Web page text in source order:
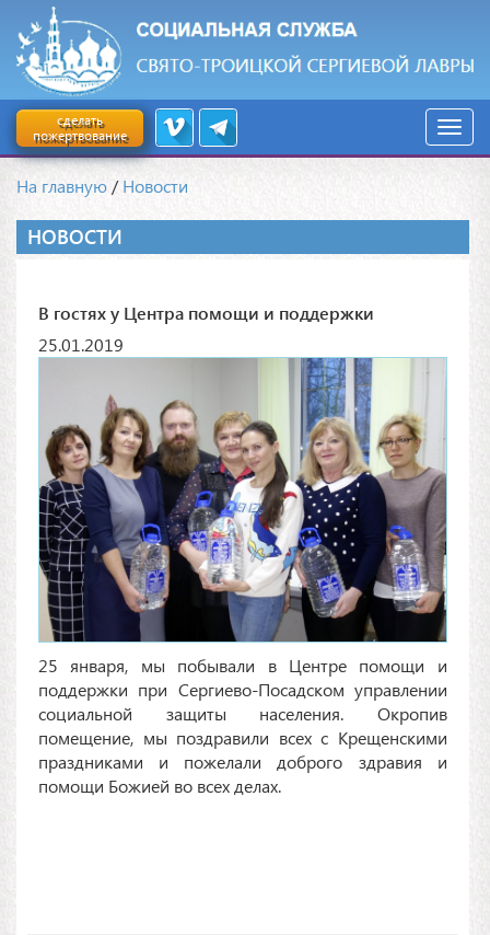
сделать
пожертвование
На главную /Новости
НОВОСТИ
В гостях у Центра помощи и поддержки
25.01.2019
25 января, мы побывали в Центре помощи и
поддержки при Сергиево-Посадском управлении
социальной защиты населения. Окропив
помещение, мы поздравили всех с Крещенскими
праздниками и пожелали доброго здравия и
помощи Божией во всех делах.